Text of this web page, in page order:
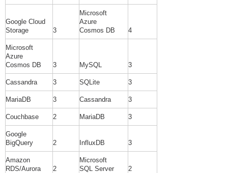
Google Cloud
Storage
3
Microsoft
Azure
Cosmos DB
4
Microsoft
Azure
Cosmos DB
3 MySQL 3
Cassandra 3 SQLite 3
MariaDB 3 Cassandra 3
Couchbase 2 MariaDB 3
Google
BigQuery
2 InfluxDB 3
Amazon
RDS/Aurora
2
Microsoft
SQL Server
2